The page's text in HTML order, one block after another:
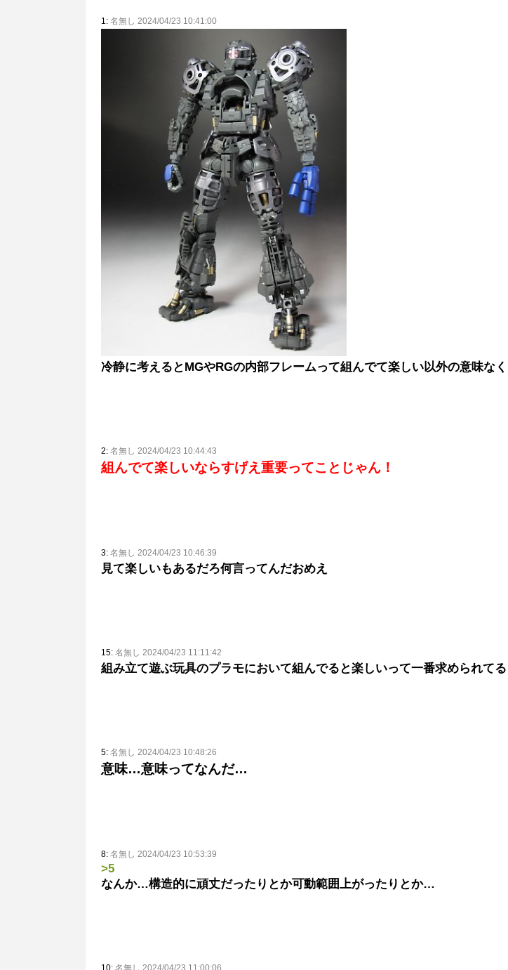
1: 名無し 2024/04/23 10:41:00
冷静に考えるとMGやRGの内部フレームって組んでて楽しい以外の意味な
2: 名無し 2024/04/23 10:44:43
組んでて楽しいならすげえ重要ってことじゃん！
3: 名無し 2024/04/23 10:46:39
見て楽しいもあるだろ何言ってんだおめえ
15: 名無し 2024/04/23 11:11:42
組み立て遊ぶ玩具のプラモにおいて組んでると楽しいって一番求められて
5: 名無し 2024/04/23 10:48:26
意味…意味ってなんだ…
8: 名無し 2024/04/23 10:53:39
>5
なんか…構造的に頑丈だったりとか可動範囲上がったりとか…